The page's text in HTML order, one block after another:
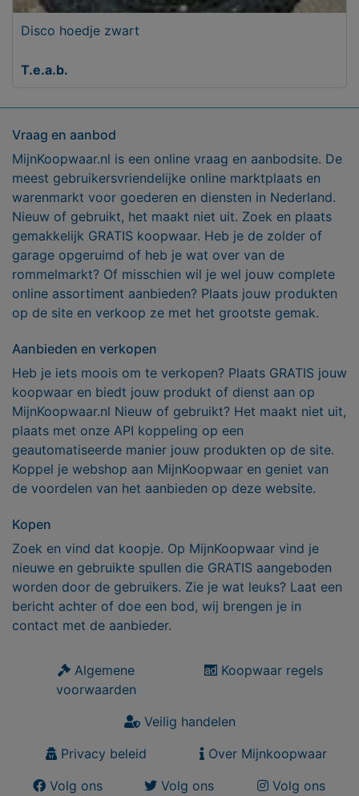
Disco hoedje zwart
T.e.a.b.
Vraag en aanbod
MijnKoopwaar.nl is een online vraag en aanbodsite. De
meest gebruikersvriendelijke online marktplaats en
warenmarkt voor goederen en diensten in Nederland.
Nieuw of gebruikt, het maakt niet uit. Zoek en plaats
gemakkelijk GRATIS koopwaar. Heb je de zolder of
garage opgeruimd of heb je wat over van de
rommelmarkt? Of misschien wil je wel jouw complete
online assortiment aanbieden? Plaats jouw produkten
op de site en verkoop ze met het grootste gemak.
Aanbieden en verkopen
Heb je iets moois om te verkopen? Plaats GRATIS jouw
koopwaar en biedt jouw produkt of dienst aan op
MijnKoopwaar.nl Nieuw of gebruikt? Het maakt niet uit,
plaats met onze API koppeling op een
geautomatiseerde manier jouw produkten op de site.
Koppel je webshop aan MijnKoopwaar en geniet van
de voordelen van het aanbieden op deze website.
Kopen
Zoek en vind dat koopje. Op MijnKoopwaar vind je
nieuwe en gebruikte spullen die GRATIS aangeboden
worden door de gebruikers. Zie je wat leuks? Laat een
bericht achter of doe een bod, wij brengen je in
contact met de aanbieder.
Algemene
voorwaarden
Koopwaar regels
Veilig handelen
Privacy beleid
Over Mijnkoopwaar
Volg ons
Volg ons Volg ons